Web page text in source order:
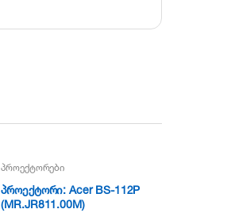
პროექტორები
პროექტორი: Acer BS-112P
(MR.JR811.00M)